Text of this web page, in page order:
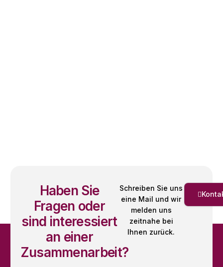
Haben Sie
Fragen oder
sind interessiert
an einer
Zusammenarbeit?
Schreiben Sie uns
eine Mail und wir
melden uns
zeitnahe bei
Ihnen zurück.